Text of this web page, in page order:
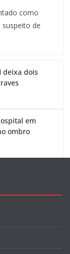
como
de
deixa dois
em
ombro